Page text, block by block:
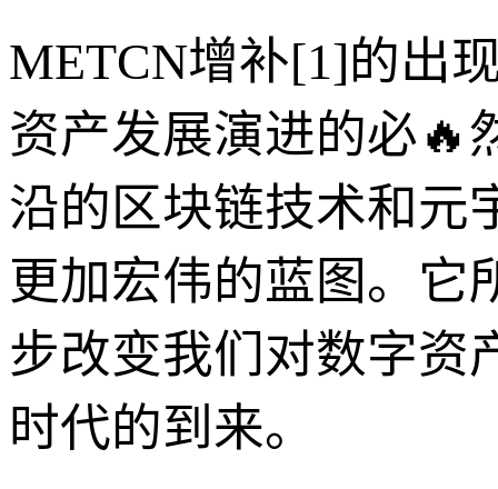
METCN增补[1]的出
资产发展演进的必🔥
沿的区块链技术和元
更加宏伟的蓝图。它
步改变我们对数字资
时代的到来。